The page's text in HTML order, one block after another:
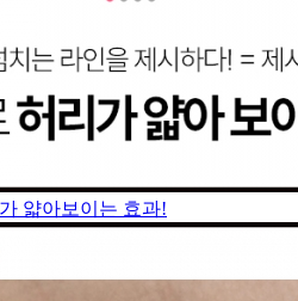
얇아보이는 효과!